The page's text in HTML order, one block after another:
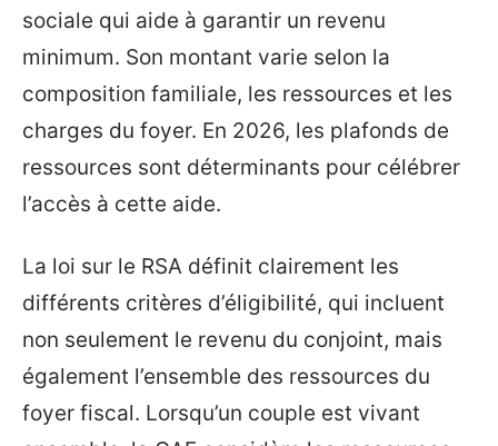
sociale qui aide à garantir un revenu
minimum. Son montant varie selon la
composition familiale, les ressources et les
charges du foyer. En 2026, les plafonds de
ressources sont déterminants pour célébrer
l’accès à cette aide.
La loi sur le RSA définit clairement les
différents critères d’éligibilité, qui incluent
non seulement le revenu du conjoint, mais
également l’ensemble des ressources du
foyer fiscal. Lorsqu’un couple est vivant